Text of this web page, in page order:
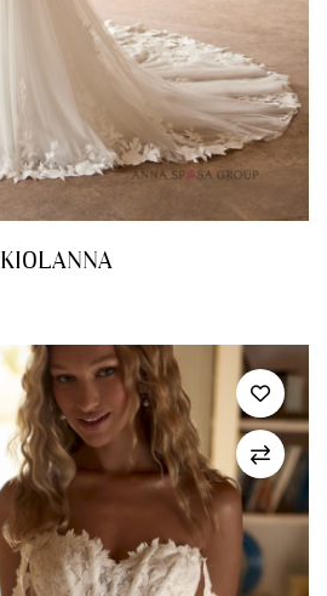
KIOLANNA